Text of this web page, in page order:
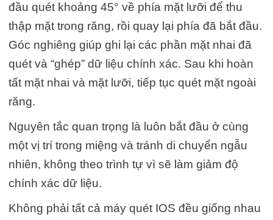
đầu quét khoảng 45° về phía mặt lưỡi để thu
thập mặt trong răng, rồi quay lại phía đã bắt đầu.
Góc nghiêng giúp ghi lại các phần mặt nhai đã
quét và “ghép” dữ liệu chính xác. Sau khi hoàn
tất mặt nhai và mặt lưỡi, tiếp tục quét mặt ngoài
răng.
Nguyên tắc quan trọng là luôn bắt đầu ở cùng
một vị trí trong miệng và tránh di chuyển ngẫu
nhiên, không theo trình tự vì sẽ làm giảm độ
chính xác dữ liệu.
Không phải tất cả máy quét IOS đều giống nhau